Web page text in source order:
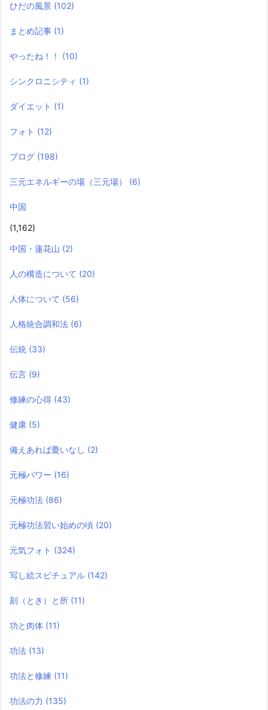
ひだの風景 (102)
まとめ記事 (1)
やったね！！ (10)
シンクロニシティ (1)
ダイエット (1)
フォト (12)
ブログ (198)
三元エネルギーの場（三元場） (6)
中国
(1,162)
中国・蓮花山 (2)
人の構造について (20)
人体について (56)
人格統合調和法 (6)
伝統 (33)
伝言 (9)
修練の心得 (43)
健康 (5)
備えあれば憂いなし (2)
元極パワー (16)
元極功法 (86)
元極功法習い始めの頃 (20)
元気フォト (324)
写し絵スピチュアル (142)
刻（とき）と所 (11)
功と肉体 (11)
功法 (13)
功法と修練 (11)
功法の力 (135)